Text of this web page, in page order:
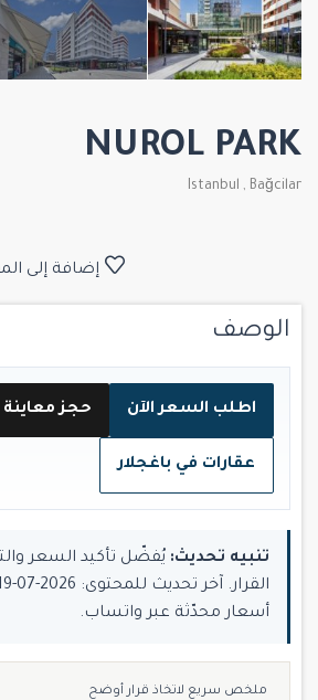
NUROL PARK
Istanbul , Bağcilar
إضافة إلى
الوصف
اطلب السعر الآن حجز معاينة
عقارات في باغجلار
تنبيه تحديث: يُفضّل تأكيد السعر
أسعار محدّثة عبر واتساب.
ملخص سريع لاتخاذ قرار أوضح